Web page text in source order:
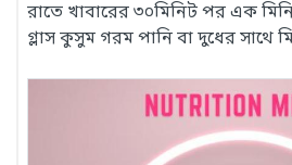
রাতে খাবারের ৩০মিনিট পর এক
গ্লাস কুসুম গরম পানি বা দুধের সাথে